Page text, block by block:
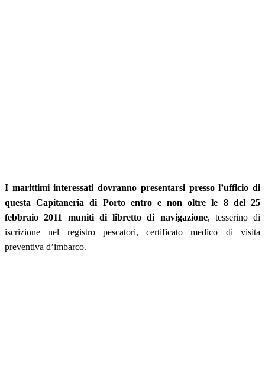
I marittimi interessati dovranno presentarsi presso l’ufficio di
questa Capitaneria di Porto entro e non oltre le 8 del 25
febbraio 2011 muniti di libretto di navigazione, tesserino di
iscrizione nel registro pescatori, certificato medico di visita
preventiva d’imbarco.